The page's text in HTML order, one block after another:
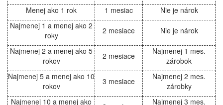
Menej ako 1 rok 1 mesiac
Nie je nárok
Najmenej 1 a menej ako 2
roky
2 mesiace Nie je nárok
Najmenej 2 a menej ako 5
rokov
2 mesiace
Najmenej 1 mes.
zárobok
Najmenej 5 a menej ako 10
rokov
3 mesiace
Najmenej 2 mes.
zárobky
Najmenej 10 a menej ako
Najmenej 3 mes.